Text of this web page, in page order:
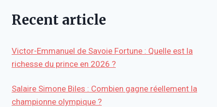
Recent article
Victor-Emmanuel de Savoie Fortune : Quelle est la
richesse du prince en 2026 ?
Salaire Simone Biles : Combien gagne réellement la
championne olympique ?